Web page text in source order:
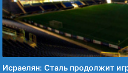
Исраелян: Сталь продолжит